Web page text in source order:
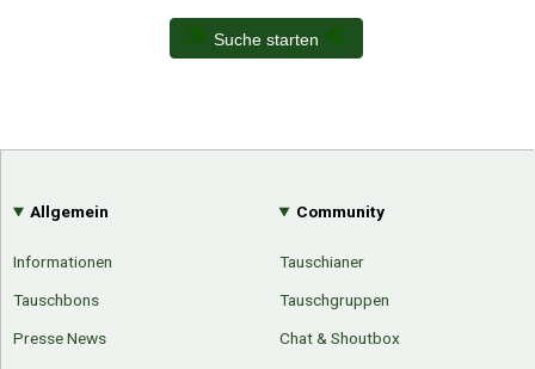
Suche starten
Allgemein
Informationen
Tauschbons
Presse News
Community
Tauschianer
Tauschgruppen
Chat & Shoutbox